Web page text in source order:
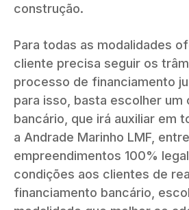
construção.
Para todas as modalidades
cliente precisa seguir os
processo de financiamento
para isso, basta escolher
bancário, que irá auxiliar em
a Andrade Marinho LMF,
empreendimentos 100%
condições aos clientes de
financiamento bancário,